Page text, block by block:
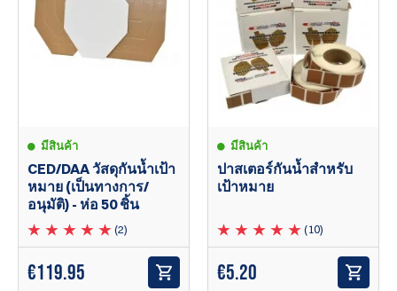
มีสินค้า
CED/DAA วัสดุกันน้ำเป้า
หมาย (เป็นทางการ/
อนุมัติ) - ห่อ 50 ชิ้น
(2)
€119.95
มีสินค้า
ปาสเตอร์กันน้ำสำหรับ
เป้าหมาย
(10)
€5.20